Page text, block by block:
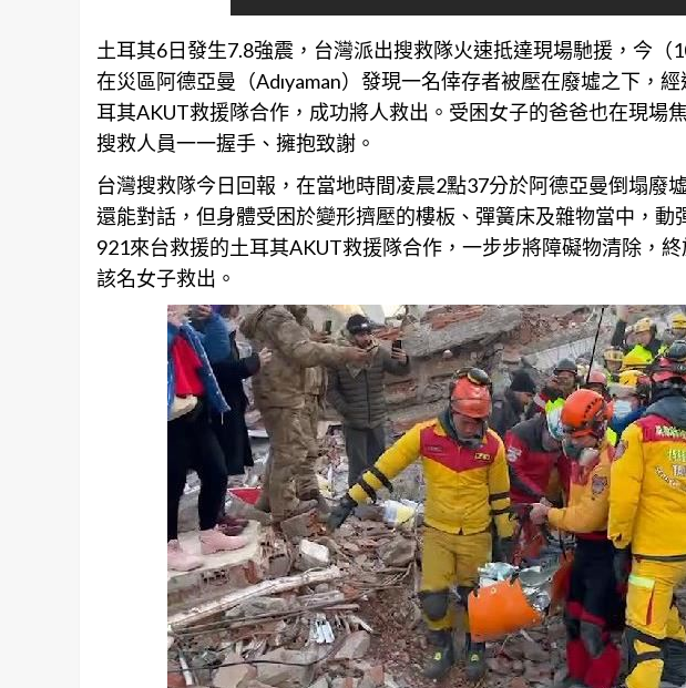
土耳其6日發生7.8強震， 台灣派出搜救隊火速抵達現場馳援，今（
在災區阿德亞曼（Adıyaman）發現一名倖存者被壓在廢墟之下，經
耳其AKUT救援隊合作，成功將人救出。受困女子的爸爸也在現場
搜救人員一一握手、擁抱致謝。
台灣搜救隊今日回報，在當地時間凌晨2點37分於阿德亞曼倒塌廢
還能對話，但身體受困於變形擠壓的樓板、彈簧床及雜物當中，動
921來台救援的土耳其AKUT救援隊合作，一步步將障礙物清除，
該名女子救出。